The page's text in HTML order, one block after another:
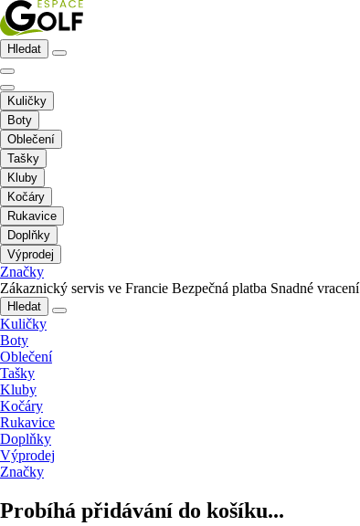
Hledat
Kuličky
Boty
Oblečení
Tašky
Kluby
Kočáry
Rukavice
Doplňky
Výprodej
Značky
Zákaznický servis ve Francie Bezpečná platba Snadné vracení
Hledat
Kuličky
Boty
Oblečení
Tašky
Kluby
Kočáry
Rukavice
Doplňky
Výprodej
Značky
Probíhá přidávání do košíku...